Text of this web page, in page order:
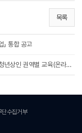
목록
통합 공고
[종료][전통시장육성재단] 2025년 청년상인 권역별 교육(온라인) 교육생 모집 안내(수...
단수집거부